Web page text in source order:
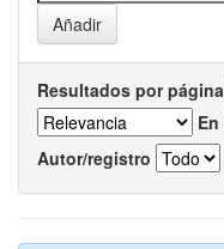
Resultados por página
Autor/registro